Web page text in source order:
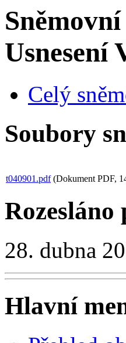
Usnesení
Celý
Soubory
t040901.pdf(Dokument PDF,
Rozesláno
28. dubna
Hlavní